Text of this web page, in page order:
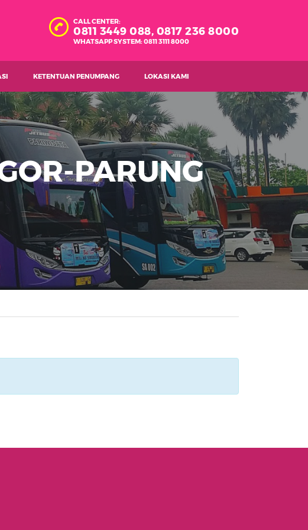
CALL CENTER:
0811 3449 088, 0817 236 8000
WHATSAPP SYSTEM: 0811 3111 8000
KETENTUAN PENUMPANG LOKASI KAMI
PARUNG